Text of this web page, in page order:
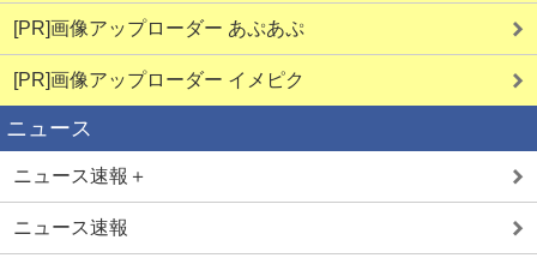
[PR]画像アップローダー あぷあぷ
[PR]画像アップローダー イメピク
ニュース
ニュース速報＋
ニュース速報